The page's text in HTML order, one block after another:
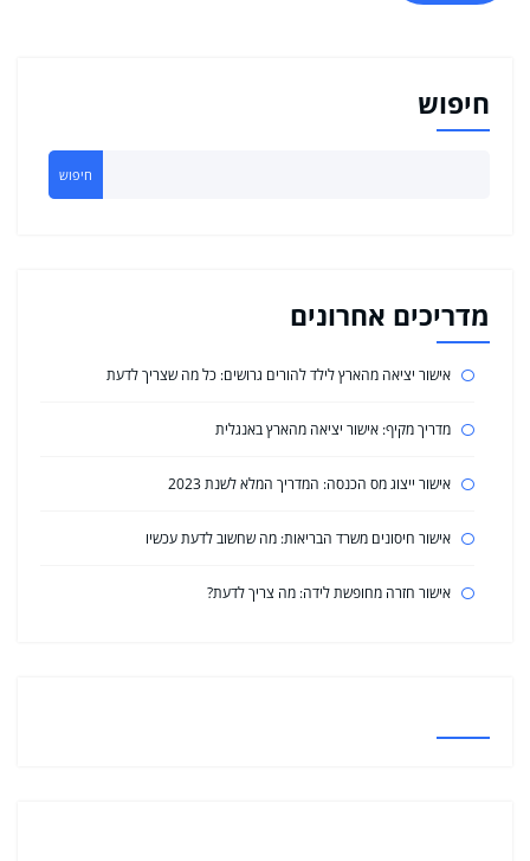
חיפוש
חיפוש
מדריכים אחרונים
אישור יציאה מהארץ לילד להורים גרושים: כל מה שצריך לדעת
מדריך מקיף: אישור יציאה מהארץ באנגלית
אישור ייצוג מס הכנסה: המדריך המלא לשנת 2023
אישור חיסונים משרד הבריאות: מה שחשוב לדעת עכשיו
אישור חזרה מחופשת לידה: מה צריך לדעת?